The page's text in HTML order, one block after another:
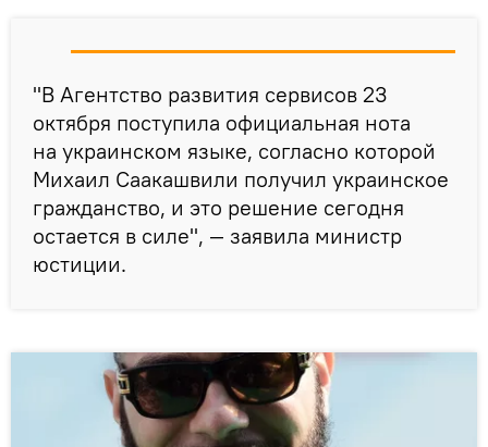
"В Агентство развития сервисов 23
октября поступила официальная нота
на украинском языке, согласно которой
Михаил Саакашвили получил украинское
гражданство, и это решение сегодня
остается в силе", — заявила министр
юстиции.